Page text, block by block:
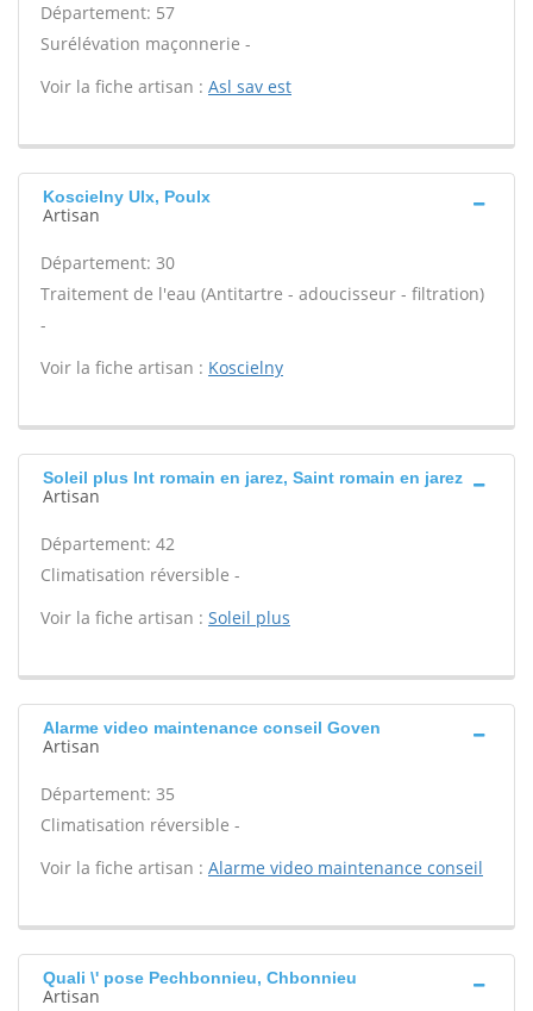
Département: 57
Surélévation maçonnerie -
Voir la fiche artisan : Asl sav est
Koscielny Ulx, Poulx
Artisan
Département: 30
Traitement de l'eau (Antitartre - adoucisseur - filtration)
-
Voir la fiche artisan : Koscielny
Soleil plus Int romain en jarez, Saint romain en jarez
Artisan
Département: 42
Climatisation réversible -
Voir la fiche artisan : Soleil plus
Alarme video maintenance conseil Goven
Artisan
Département: 35
Climatisation réversible -
Voir la fiche artisan : Alarme video maintenance conseil
Quali \' pose Pechbonnieu, Chbonnieu
Artisan